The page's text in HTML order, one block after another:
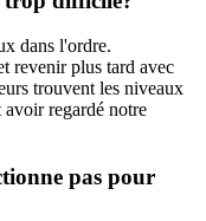
dans l'ordre.
revenir plus tard avec
trouvent les niveaux
avoir regardé notre
pas pour